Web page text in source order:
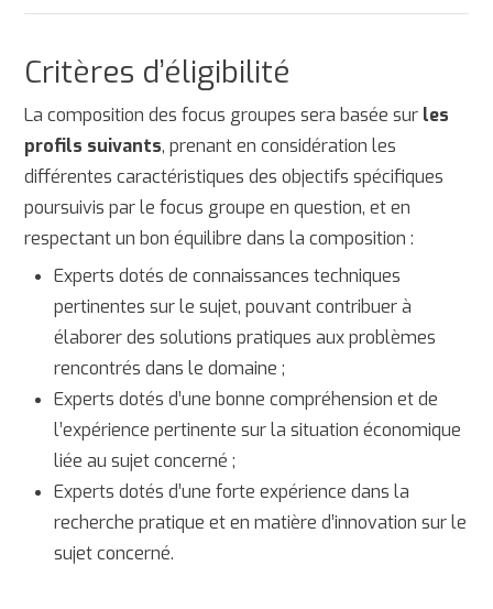
Critères d’éligibilité
La composition des focus groupes sera basée sur les
profils suivants, prenant en considération les
différentes caractéristiques des objectifs spécifiques
poursuivis par le focus groupe en question, et en
respectant un bon équilibre dans la composition :
Experts dotés de connaissances techniques
pertinentes sur le sujet, pouvant contribuer à
élaborer des solutions pratiques aux problèmes
rencontrés dans le domaine ;
Experts dotés d’une bonne compréhension et de
l’expérience pertinente sur la situation économique
liée au sujet concerné ;
Experts dotés d’une forte expérience dans la
recherche pratique et en matière d’innovation sur le
sujet concerné.